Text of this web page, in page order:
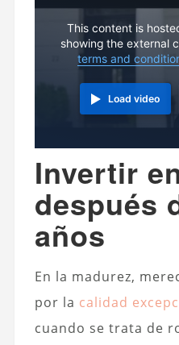
This content is
showing the external
terms and
Load video
Invertir
después
años
En la madurez,
por la calidad
cuando se trata de